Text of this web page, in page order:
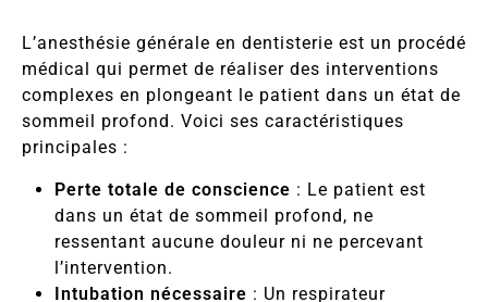
L’anesthésie générale en dentisterie est un procédé
médical qui permet de réaliser des interventions
complexes en plongeant le patient dans un état de
sommeil profond. Voici ses caractéristiques
principales :
Perte totale de conscience : Le patient est
dans un état de sommeil profond, ne
ressentant aucune douleur ni ne percevant
l’intervention.
Intubation nécessaire : Un respirateur